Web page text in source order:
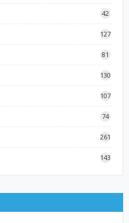
42
127
81
130
107
74
261
143